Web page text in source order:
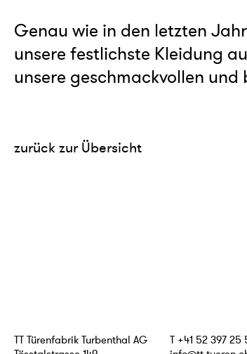
Genau wie in den letzten
unsere festlichste Kleidung
unsere geschmackvollen
zurück zur Übersicht
TT Türenfabrik Turbenthal AG
T +41 52 397 25